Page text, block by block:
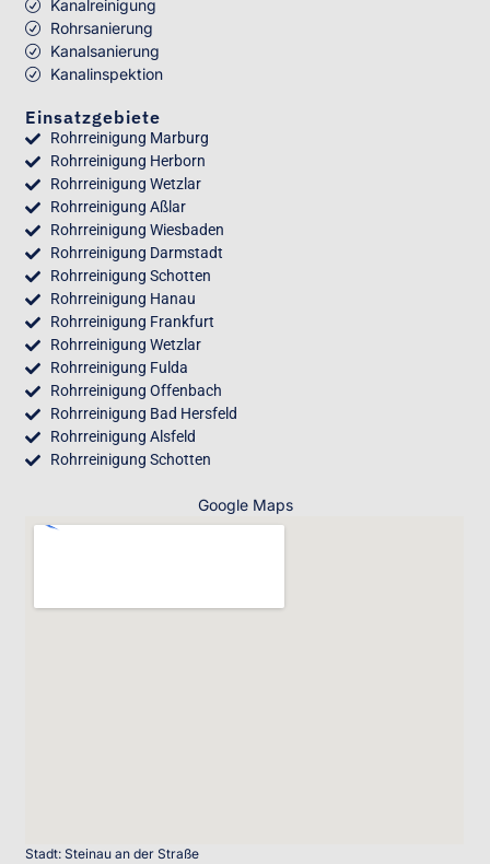
Kanalreinigung
Rohrsanierung
Kanalsanierung
Kanalinspektion
Einsatzgebiete
Rohrreinigung Marburg
Rohrreinigung Herborn
Rohrreinigung Wetzlar
Rohrreinigung Aßlar
Rohrreinigung Wiesbaden
Rohrreinigung Darmstadt
Rohrreinigung Schotten
Rohrreinigung Hanau
Rohrreinigung Frankfurt
Rohrreinigung Wetzlar
Rohrreinigung Fulda
Rohrreinigung Offenbach
Rohrreinigung Bad Hersfeld
Rohrreinigung Alsfeld
Rohrreinigung Schotten
Google Maps
Stadt: Steinau an der Straße